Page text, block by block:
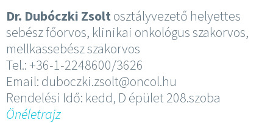
Dr. Dubóczki Zsoltosztályvezető helyettes
sebész főorvos, klinikai onkológus szakorvos,
mellkassebész szakorvos
Tel.: +36-1-2248600/3626
Email: duboczki.zsolt@oncol.hu
Rendelési Idő: kedd, D épület 208.szoba
Önéletrajz